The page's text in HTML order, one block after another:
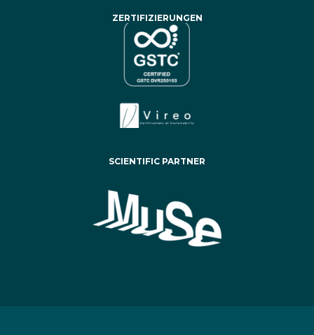
ZERTIFIZIERUNGEN
SCIENTIFIC PARTNER